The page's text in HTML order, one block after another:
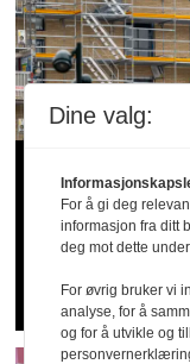
20
Dette
Dine valg:
For å gi deg
informasjon fra ditt
deg mot dette
For øvrig bruker vi
analyse, for å
og for å utvikle og